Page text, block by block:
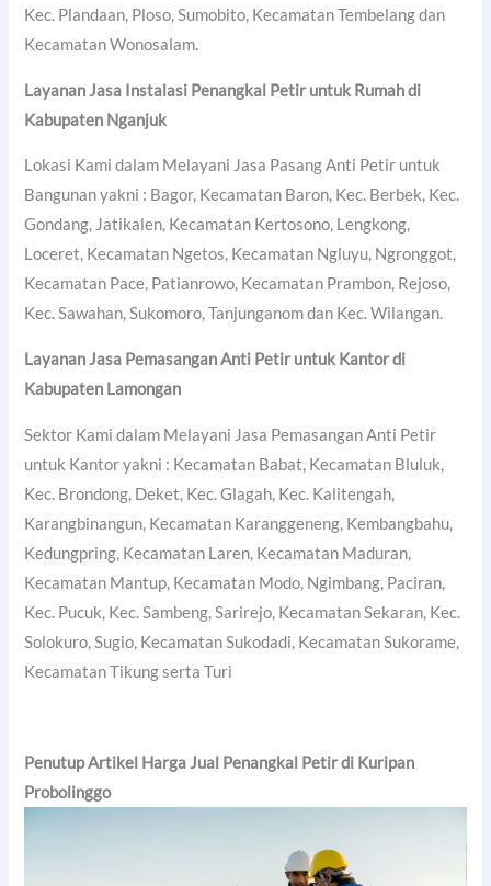
Kec. Plandaan, Ploso, Sumobito, Kecamatan Tembelang dan
Kecamatan Wonosalam.
Layanan Jasa Instalasi Penangkal Petir untuk Rumah di
Kabupaten Nganjuk
Lokasi Kami dalam Melayani Jasa Pasang Anti Petir untuk
Bangunan yakni : Bagor, Kecamatan Baron, Kec. Berbek, Kec.
Gondang, Jatikalen, Kecamatan Kertosono, Lengkong,
Loceret, Kecamatan Ngetos, Kecamatan Ngluyu, Ngronggot,
Kecamatan Pace, Patianrowo, Kecamatan Prambon, Rejoso,
Kec. Sawahan, Sukomoro, Tanjunganom dan Kec. Wilangan.
Layanan Jasa Pemasangan Anti Petir untuk Kantor di
Kabupaten Lamongan
Sektor Kami dalam Melayani Jasa Pemasangan Anti Petir
untuk Kantor yakni : Kecamatan Babat, Kecamatan Bluluk,
Kec. Brondong, Deket, Kec. Glagah, Kec. Kalitengah,
Karangbinangun, Kecamatan Karanggeneng, Kembangbahu,
Kedungpring, Kecamatan Laren, Kecamatan Maduran,
Kecamatan Mantup, Kecamatan Modo, Ngimbang, Paciran,
Kec. Pucuk, Kec. Sambeng, Sarirejo, Kecamatan Sekaran, Kec.
Solokuro, Sugio, Kecamatan Sukodadi, Kecamatan Sukorame,
Kecamatan Tikung serta Turi
Penutup Artikel Harga Jual Penangkal Petir di Kuripan
Probolinggo